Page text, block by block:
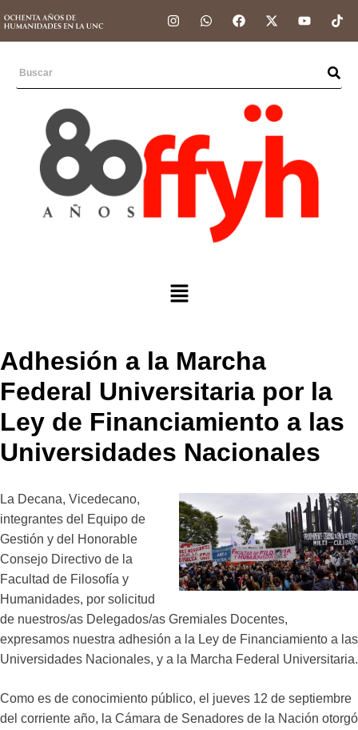
Adhesión a la Marcha
Federal Universitaria por la
Ley de Financiamiento a las
Universidades Nacionales
La Decana, Vicedecano,
integrantes del Equipo de
Gestión y del Honorable
Consejo Directivo de la
Facultad de Filosofía y
Humanidades, por solicitud
de nuestros/as Delegados/as Gremiales Docentes,
expresamos nuestra adhesión a la Ley de Financiamiento a las
Universidades Nacionales, y a la Marcha Federal Universitaria.
Como es de conocimiento público, el jueves 12 de septiembre
del corriente año, la Cámara de Senadores de la Nación otorgó